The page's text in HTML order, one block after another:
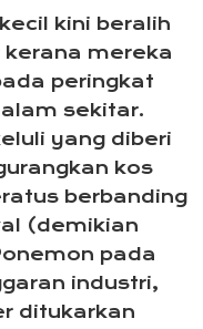
kini beralih
mereka
peringkat
sekitar.
yang diberi
kos
berbanding
(demikian
pada
industri,
ditukarkan